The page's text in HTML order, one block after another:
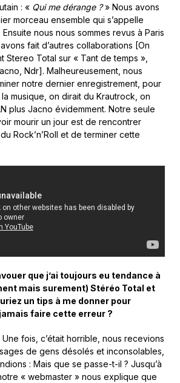
: « Qui me dérange ?» Nous avons
morceau ensemble qui s’appelle
Ensuite nous nous sommes revus à Paris
fait d’autres collaborations [On
Stereo Total sur « Tant de temps »,
Ndr]. Malheureusement, nous
notre dernier enregistrement, pour
la musique, on dirait du Krautrock, on
plus Jacno évidemment. Notre seule
mourir un jour est de rencontrer
Rock’n’Roll et de terminer cette
que j’ai toujours eu tendance à
mais surement) Stéréo Total et
un tips à me donner pour
faire cette erreur ?
Une fois, c’était horrible, nous recevions
de gens désolés et inconsolables,
: Mais que se passe-t-il ? Jusqu’à
« webmaster » nous explique que